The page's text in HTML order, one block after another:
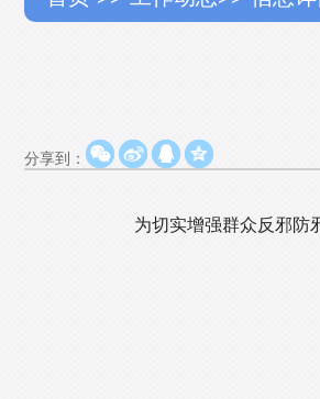
分享到：
为切实增强群众反邪防